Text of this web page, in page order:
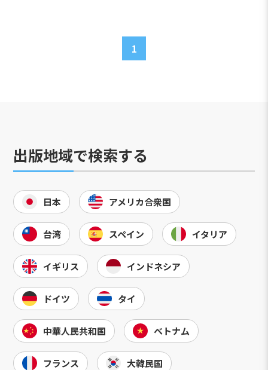
1
出版地域で検索する
日本 アメリカ合衆国
台湾 スペイン イタリア
イギリス インドネシア
ドイツ タイ
中華人民共和国 ベトナム
フランス 大韓民国